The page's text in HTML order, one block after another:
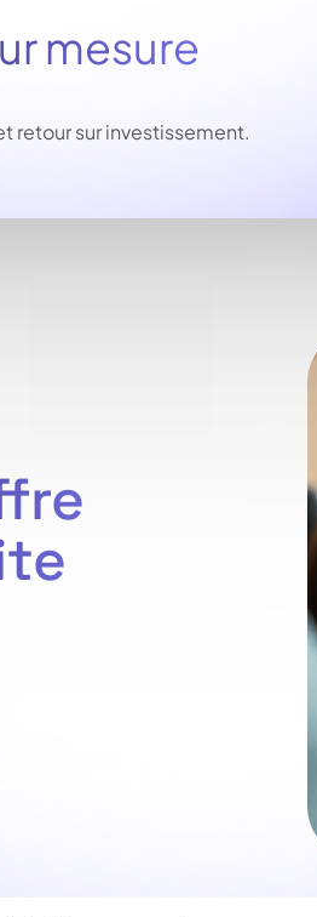
mesure
retour sur investissement.